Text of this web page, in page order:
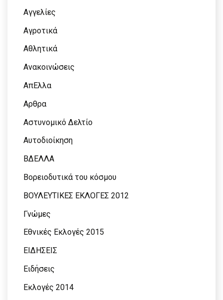
Αγγελίες
Αγροτικά
Αθλητικά
Ανακοινώσεις
ΑπΕλλα
Αρθρα
Αστυνομικό Δελτίο
Αυτοδιοίκηση
ΒΔΕΛΛΑ
Βορειοδυτικά του κόσμου
ΒΟΥΛΕΥΤΙΚΕΣ ΕΚΛΟΓΕΣ 2012
Γνώμες
Εθνικές Εκλογές 2015
ΕΙΔΗΣΕΙΣ
Ειδήσεις
Εκλογές 2014